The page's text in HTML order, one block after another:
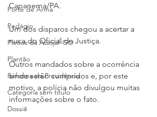
Porte de Arma
Pedágio
Pleitos da Assojaf-GO
Plantão
Reforma da Previdência
Categoria sem título
Dossiê
Capanema/PA.
Um dos disparos chegou a acertar a
nuca do Oficial de Justiça.
Outros mandados sobre a ocorrência
ainda serão cumpridos e, por este
motivo, a polícia não divulgou muitas
informações sobre o fato.